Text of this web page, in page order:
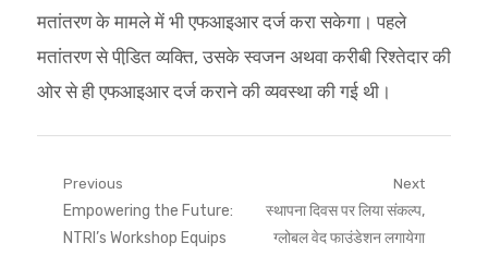
मतांतरण के मामले में भी एफआइआर दर्ज करा सकेगा। पहले
मतांतरण से पीडि़त व्यक्ति, उसके स्वजन अथवा करीबी रिश्तेदार की
ओर से ही एफआइआर दर्ज कराने की व्यवस्था की गई थी।
Post
navigation
Previous
Previous
post:
Empowering the Future:
NTRI’s Workshop Equips
Next
Next
post:
स्थापना दिवस पर लिया संकल्प,
ग्लोबल वेद फाउंडेशन लगायेगा